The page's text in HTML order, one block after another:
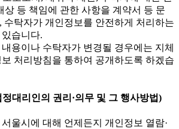
상 등 책임에 관한 사항을 계약서 등 문
수탁자가 개인정보를 안전하게 처리하는
습니다.
용이나 수탁자가 변경될 경우에는 지체
처리방침을 통하여 공개하도록 하겠습
대리인의 권리·의무 및 그 행사방법)
울시에 대해 언제든지 개인정보 열람·